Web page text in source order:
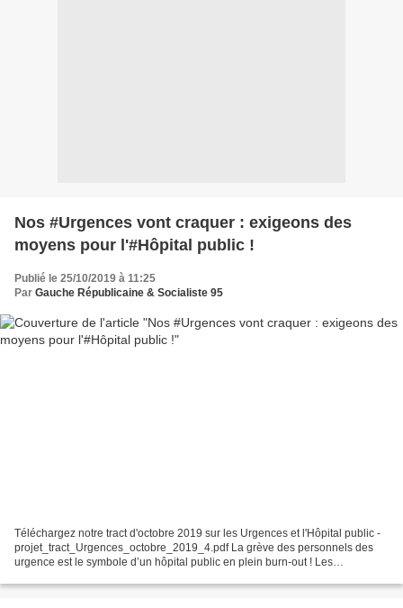
Nos #Urgences vont craquer : exigeons des
moyens pour l'#Hôpital public !
Publié le 25/10/2019 à 11:25
Par Gauche Républicaine & Socialiste 95
Téléchargez notre tract d'octobre 2019 sur les Urgences et l'Hôpital public -
projet_tract_Urgences_octobre_2019_4.pdf La grève des personnels des
urgence est le symbole d’un hôpital public en plein burn-out ! Les